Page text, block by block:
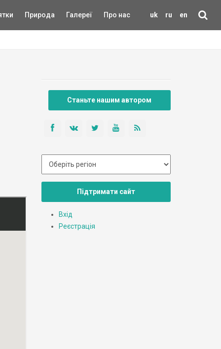
uk ru en
Природа Галереї Про нас
Станьте нашим автором
Підтримати сайт
Вхід
Реєстрація